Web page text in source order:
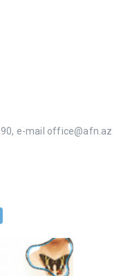
90, e-mail office@afn.az